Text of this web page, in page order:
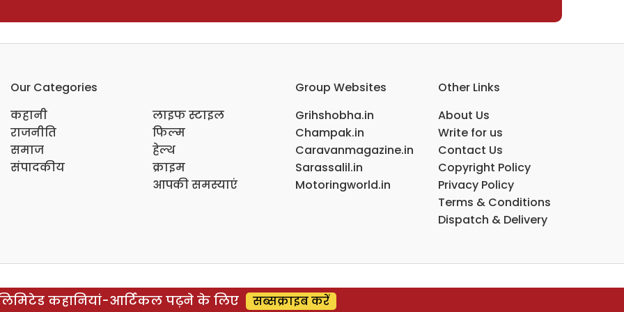
Our Categories
कहानी
राजनीति
समाज
संपादकीय
लाइफ स्टाइल
फिल्म
हेल्थ
क्राइम
आपकी समस्याएं
Group Websites
Grihshobha.in
Champak.in
Caravanmagazine.in
Sarassalil.in
Motoringworld.in
Other Links
About Us
Write for us
Contact Us
Copyright Policy
Privacy Policy
Terms & Conditions
Dispatch & Delivery
कहानियां-आर्टिकल पढ़ने के लिए सब्सक्राइब करें